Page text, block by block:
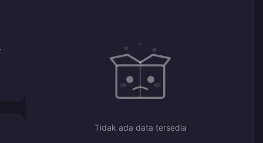
Tidak ada data tersedia